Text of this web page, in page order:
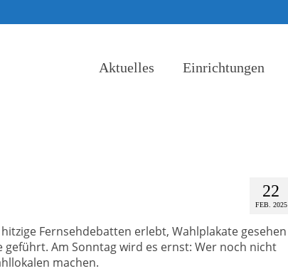
Aktuelles Einrichtungen
22
FEB. 2025
Fernsehdebatten erlebt, Wahlplakate gesehen
Am Sonntag wird es ernst: Wer noch nicht
machen.